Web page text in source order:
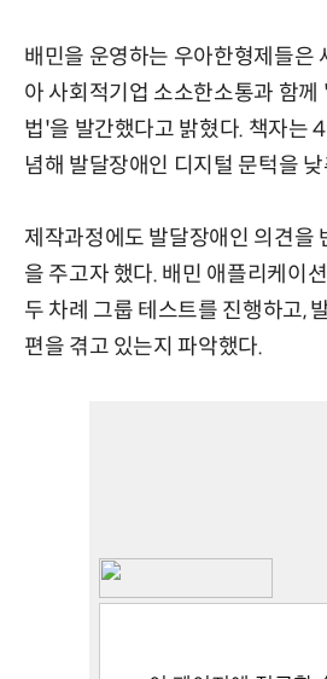
배민을 운영하는 우아한형제들은
아 사회적기업 소소한소통과 함께
법'을 발간했다고 밝혔다. 책자는
념해 발달장애인 디지털 문턱을
제작과정에도 발달장애인 의견을
을 주고자 했다. 배민 애플리케이
두 차례 그룹 테스트를 진행하고,
편을 겪고 있는지 파악했다.